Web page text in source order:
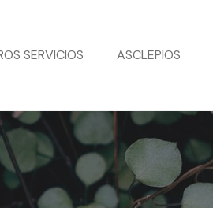
SERVICIOS ASCLEPIOS